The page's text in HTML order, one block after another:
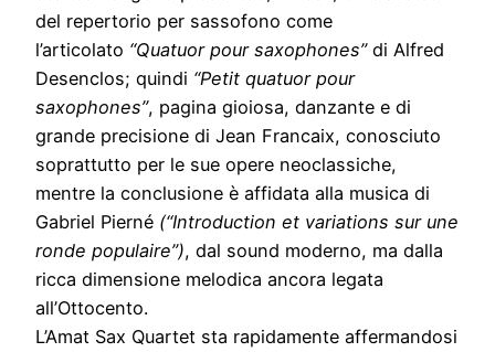
del repertorio per sassofono come
l’articolato “Quatuor pour saxophones”di Alfred
Desenclos; quindi “Petit quatuor pour
saxophones”, pagina gioiosa, danzante e di
grande precisione di Jean Francaix, conosciuto
soprattutto per le sue opere neoclassiche,
mentre la conclusione è affidata alla musica di
Gabriel Pierné (“Introduction et variations sur une
ronde populaire”), dal sound moderno, ma dalla
ricca dimensione melodica ancora legata
all’Ottocento.
L’Amat Sax Quartet sta rapidamente affermandosi